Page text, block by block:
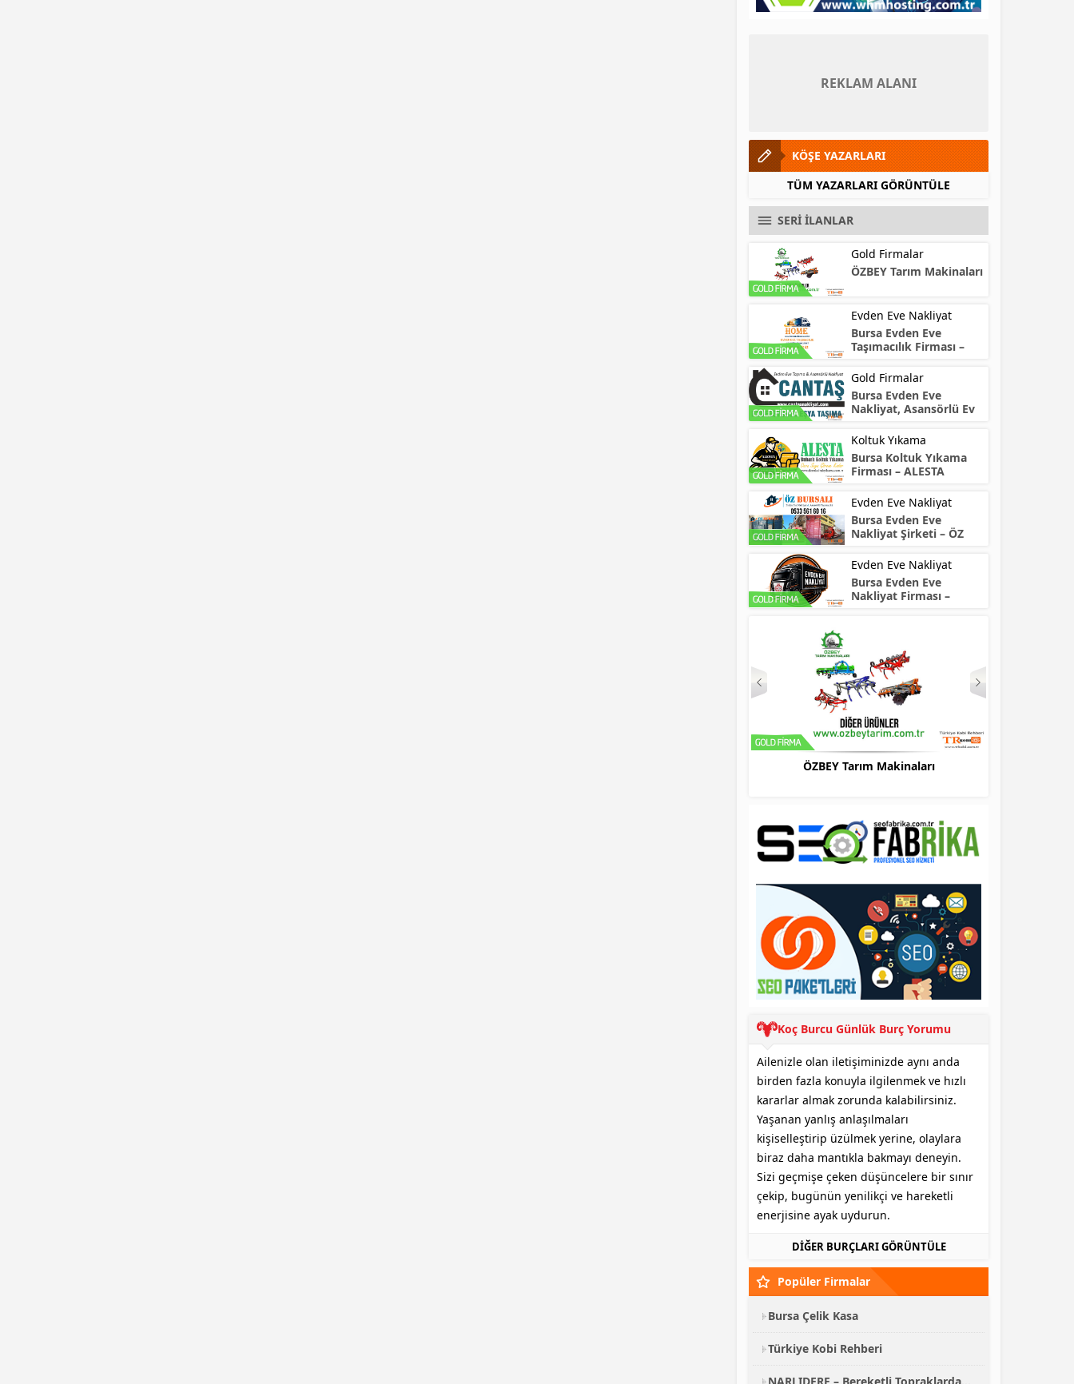
REKLAM ALANI
KÖŞE YAZARLARI
TÜM YAZARLARI GÖRÜNTÜLE
SERİ İLANLAR
Gold Firmalar
ÖZBEY Tarım Makinaları
Evden Eve Nakliyat
Bursa Evden Eve
Taşımacılık Firması –
Gold Firmalar
Bursa Evden Eve
Nakliyat, Asansörlü Ev
Koltuk Yıkama
Bursa Koltuk Yıkama
Firması – ALESTA
Evden Eve Nakliyat
Bursa Evden Eve
Nakliyat Şirketi – ÖZ
Evden Eve Nakliyat
Bursa Evden Eve
Nakliyat Firması –
ÖZBEY Tarım Makinaları
Koç Burcu Günlük Burç Yorumu
Ailenizle olan iletişiminizde aynı anda
birden fazla konuyla ilgilenmek ve hızlı
kararlar almak zorunda kalabilirsiniz.
Yaşanan yanlış anlaşılmaları
kişiselleştirip üzülmek yerine, olaylara
biraz daha mantıkla bakmayı deneyin.
Sizi geçmişe çeken düşüncelere bir sınır
çekip, bugünün yenilikçi ve hareketli
enerjisine ayak uydurun.
DİĞER BURÇLARI GÖRÜNTÜLE
Popüler Firmalar
Bursa Çelik Kasa
Türkiye Kobi Rehberi